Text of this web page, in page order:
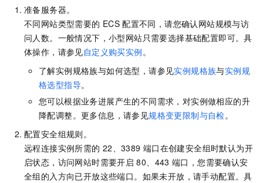
准备服务器。
不同网站类型需要的 ECS 配置不同，请您确认网站规模与访
问人数。一般情况下，小型网站只需要选择基础配置即可。具
体操作，请参见自定义购买实例。
了解实例规格族与如何选型，请参见实例规格族与实例规
格选型指导。
您可以根据业务进展产生的不同需求，对实例做相应的升
降配调整。更多信息，请参见规格变更限制与自检。
配置安全组规则。
远程连接实例所需的 22、3389 端口在创建安全组时默认为开
启状态，访问网站时需要开启 80、443 端口，您需要确认安
全组的入方向已开放这些端口。如果未开放，请手动配置。具